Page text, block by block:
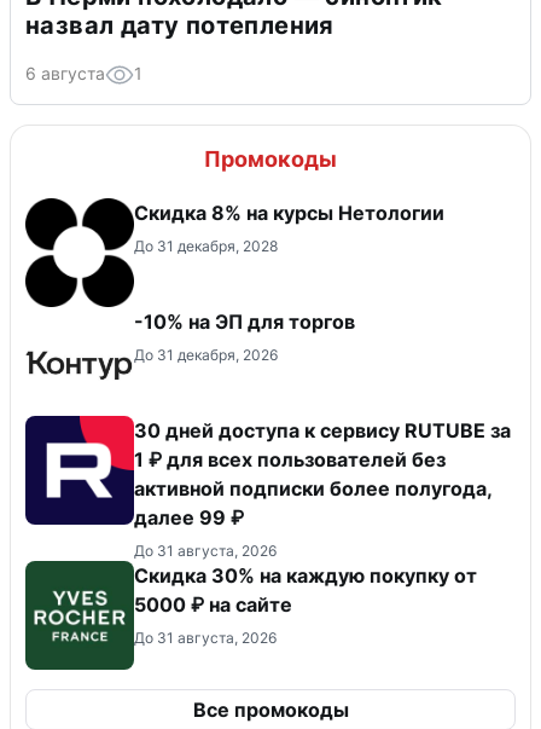
назвал дату потепления
6 августа 1
Промокоды
Скидка 8% на курсы Нетологии
До 31 декабря, 2028
-10% на ЭП для торгов
До 31 декабря, 2026
30 дней доступа к сервису RUTUBE за
1 ₽ для всех пользователей без
активной подписки более полугода,
далее 99 ₽
До 31 августа, 2026
Скидка 30% на каждую покупку от
5000 ₽ на сайте
До 31 августа, 2026
Все промокоды